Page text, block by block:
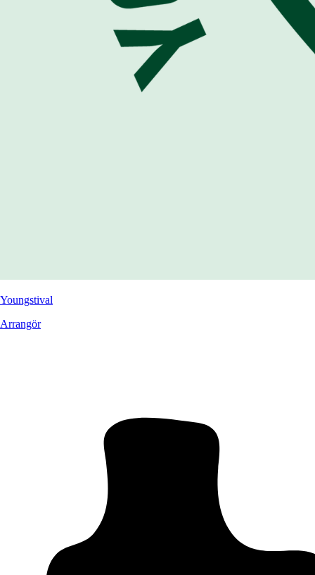
Youngstival
Arrangör